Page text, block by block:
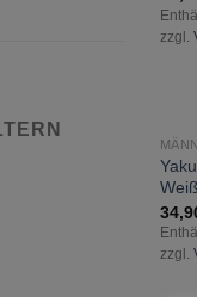
zzgl.
Weiß
zzgl.